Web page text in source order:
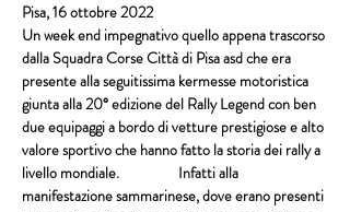
Pisa, 16 ottobre 2022
Un week end impegnativo quello appena trascorso
dalla Squadra Corse Città di Pisa asd che era
presente alla seguitissima kermesse motoristica
giunta alla 20° edizione del Rally Legend con ben
due equipaggi a bordo di vetture prestigiose e alto
valore sportivo che hanno fatto la storia dei rally a
livello mondiale.                  Infatti alla
manifestazione sammarinese, dove erano presenti